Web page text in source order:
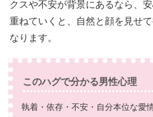
クスや不安が背景にあるなら、
重ねていくと、自然と顔を見せ
なります。
このハグで分かる男性心理
執着・依存・不安・自分本位な愛